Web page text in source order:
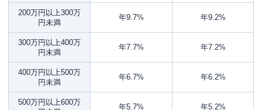
200万円以上300万
円未満
年9.7% 年9.2%
300万円以上400万
円未満
年7.7% 年7.2%
400万円以上500万
円未満
年6.7% 年6.2%
500万円以上600万
年5.7% 年5.2%